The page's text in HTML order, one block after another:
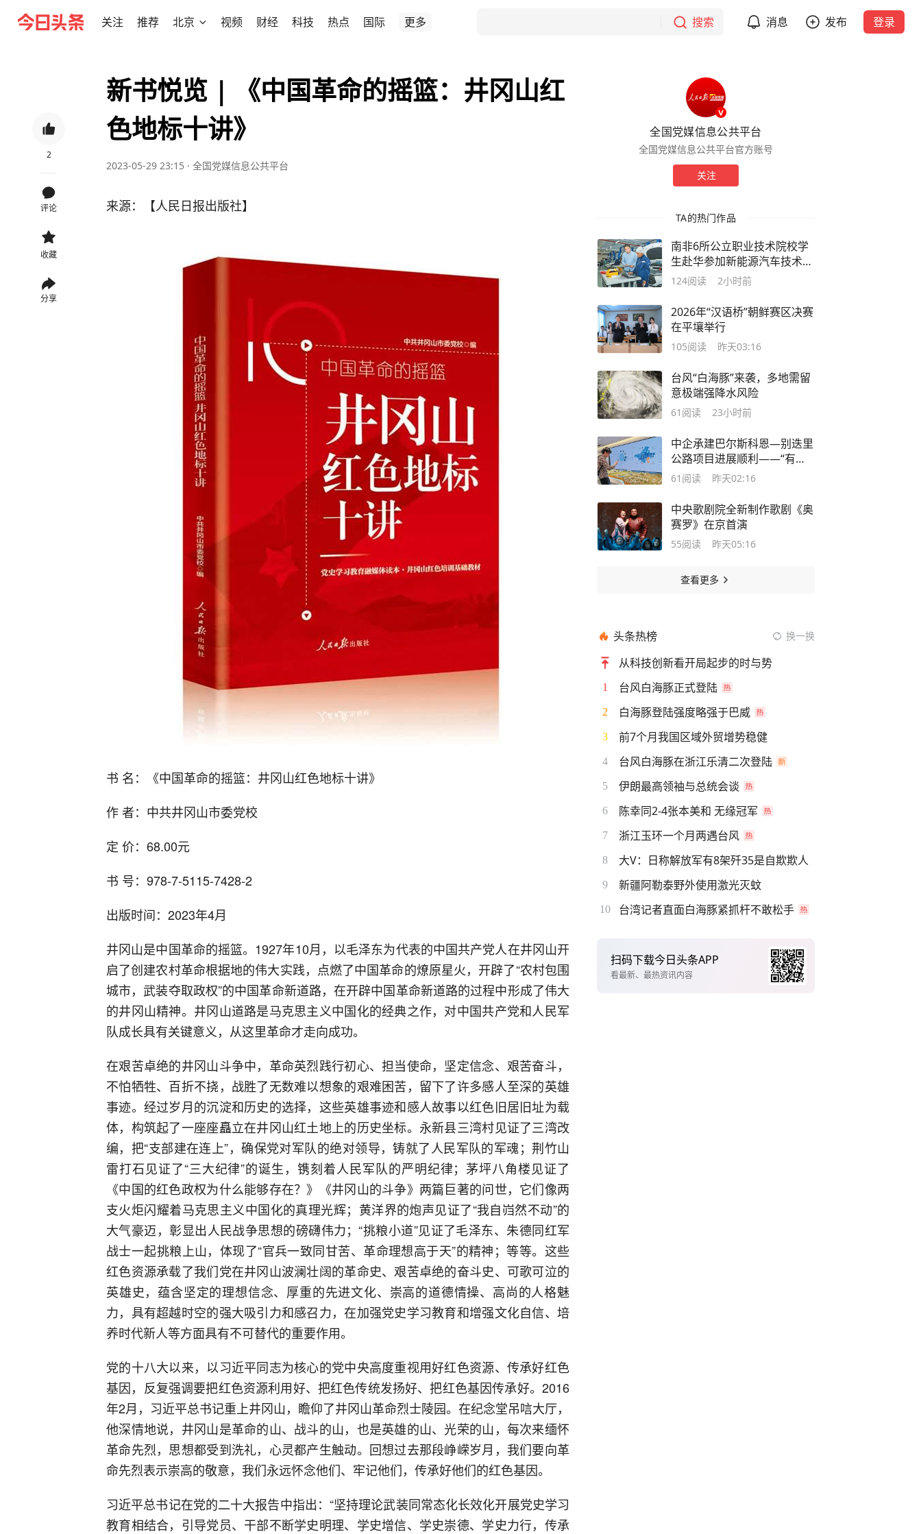
关注 推荐 北京 视频 财经 科技 热点 国际 更多 搜索 消息 发布 登录
2
评论
收藏
分享
新书悦览 | 《中国革命的摇篮：井冈山红
色地标十讲》
2023-05-29 23:15 · 全国党媒信息公共平台
来源：【人民日报出版社】
书 名：《中国革命的摇篮：井冈山红色地标十讲》
作 者：中共井冈山市委党校
定 价：68.00元
书 号：978-7-5115-7428-2
出版时间：2023年4月
井冈山是中国革命的摇篮。1927年10月，以毛泽东为代表的中国共产党人在井冈山开
启了创建农村革命根据地的伟大实践，点燃了中国革命的燎原星火，开辟了“农村包围
城市，武装夺取政权”的中国革命新道路，在开辟中国革命新道路的过程中形成了伟大
的井冈山精神。井冈山道路是马克思主义中国化的经典之作，对中国共产党和人民军
队成长具有关键意义，从这里革命才走向成功。
在艰苦卓绝的井冈山斗争中，革命英烈践行初心、担当使命，坚定信念、艰苦奋斗，
不怕牺牲、百折不挠，战胜了无数难以想象的艰难困苦，留下了许多感人至深的英雄
事迹。经过岁月的沉淀和历史的选择，这些英雄事迹和感人故事以红色旧居旧址为载
体，构筑起了一座座矗立在井冈山红土地上的历史坐标。永新县三湾村见证了三湾改
编，把“支部建在连上”，确保党对军队的绝对领导，铸就了人民军队的军魂；荆竹山
雷打石见证了“三大纪律”的诞生，镌刻着人民军队的严明纪律；茅坪八角楼见证了
《中国的红色政权为什么能够存在？》《井冈山的斗争》两篇巨著的问世，它们像两
支火炬闪耀着马克思主义中国化的真理光辉；黄洋界的炮声见证了“我自岿然不动”的
大气豪迈，彰显出人民战争思想的磅礴伟力；“挑粮小道”见证了毛泽东、朱德同红军
战士一起挑粮上山，体现了“官兵一致同甘苦、革命理想高于天”的精神；等等。这些
红色资源承载了我们党在井冈山波澜壮阔的革命史、艰苦卓绝的奋斗史、可歌可泣的
英雄史，蕴含坚定的理想信念、厚重的先进文化、崇高的道德情操、高尚的人格魅
力，具有超越时空的强大吸引力和感召力，在加强党史学习教育和增强文化自信、培
养时代新人等方面具有不可替代的重要作用。
党的十八大以来，以习近平同志为核心的党中央高度重视用好红色资源、传承好红色
基因，反复强调要把红色资源利用好、把红色传统发扬好、把红色基因传承好。2016
年2月，习近平总书记重上井冈山，瞻仰了井冈山革命烈士陵园。在纪念堂吊唁大厅，
他深情地说，井冈山是革命的山、战斗的山，也是英雄的山、光荣的山，每次来缅怀
革命先烈，思想都受到洗礼，心灵都产生触动。回想过去那段峥嵘岁月，我们要向革
命先烈表示崇高的敬意，我们永远怀念他们、牢记他们，传承好他们的红色基因。
习近平总书记在党的二十大报告中指出：“坚持理论武装同常态化长效化开展党史学习
教育相结合，引导党员、干部不断学史明理、学史增信、学史崇德、学史力行，传承
全国党媒信息公共平台
全国党媒信息公共平台官方账号
关注
TA的热门作品
南非6所公立职业技术院校学
生赴华参加新能源汽车技术研
修，收获满满——触摸到全球
124阅读 2小时前
2026年“汉语桥”朝鲜赛区决赛
在平壤举行
105阅读 昨天03:16
台风“白海豚”来袭，多地需留
意极端强降水风险
61 阅读 23小时前
中企承建巴尔斯科恩—别迭里
公路项目进展顺利——“有路
的地方，就有发展机遇”
61 阅读 昨天02:16
中央歌剧院全新制作歌剧《奥
赛罗》在京首演
55阅读 昨天05:16
查看更多
头条热榜 换一换
从科技创新看开局起步的时与势
1 台风白海豚正式登陆
2 白海豚登陆强度略强于巴威
3 前7个月我国区域外贸增势稳健
4 台风白海豚在浙江乐清二次登陆
5 伊朗最高领袖与总统会谈
6 陈幸同2-4张本美和 无缘冠军
7 浙江玉环一个月两遇台风
8 大V：日称解放军有8架歼35是自欺欺人
9 新疆阿勒泰野外使用激光灭蚊
10 台湾记者直面白海豚紧抓杆不敢松手
扫码下载今日头条APP
看最新、最热资讯内容